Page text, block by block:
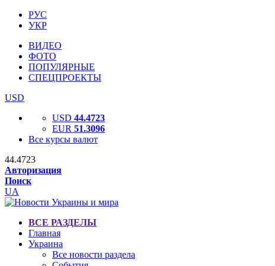
РУС
УКР
ВИДЕО
ФОТО
ПОПУЛЯРНЫЕ
СПЕЦПРОЕКТЫ
USD
USD 44.4723
EUR 51.3096
Все курсы валют
44.4723
Авторизация
Поиск
UA
ВСЕ РАЗДЕЛЫ
Главная
Украина
Все новости раздела